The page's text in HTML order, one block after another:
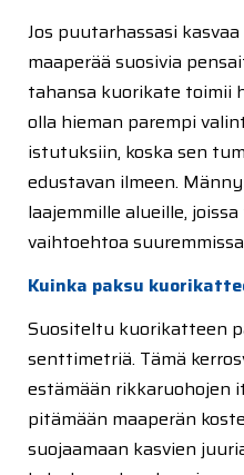
Jos puutarhassasi
maaperää suosivia
tahansa kuorikate toimii
olla hieman parempi
istutuksiin, koska sen
edustavan ilmeen.
laajemmille alueille,
vaihtoehtoa
Kuinka paksu
Suositeltu kuorikatteen
senttimetriä. Tämä
estämään rikkaruohojen
pitämään maaperän
suojaamaan kasvien